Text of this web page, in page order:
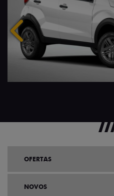
Anterior
OFERTAS
NOVOS